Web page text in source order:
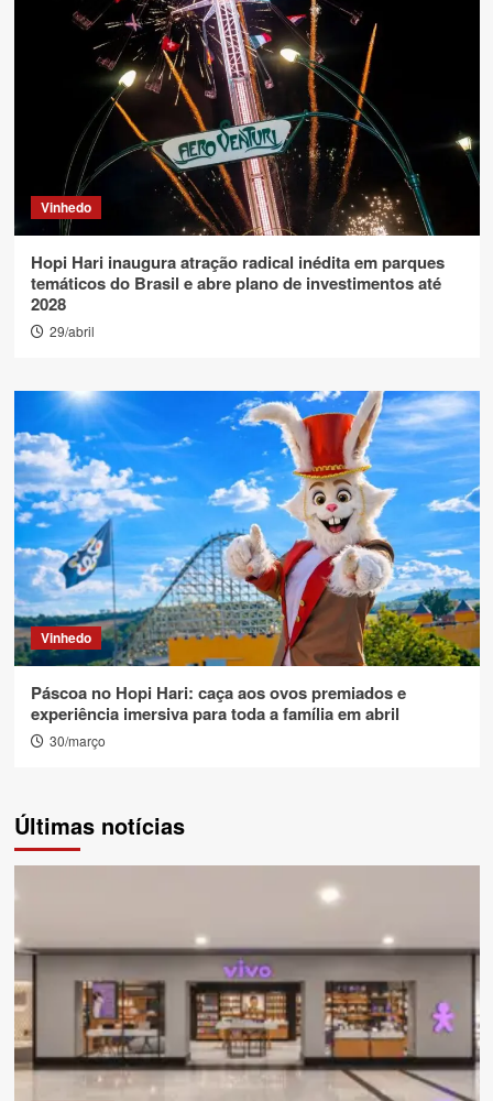
Vinhedo
Hopi Hari inaugura atração radical inédita em parques
temáticos do Brasil e abre plano de investimentos até
2028
29/abril
Vinhedo
Páscoa no Hopi Hari: caça aos ovos premiados e
experiência imersiva para toda a família em abril
30/março
Últimas notícias